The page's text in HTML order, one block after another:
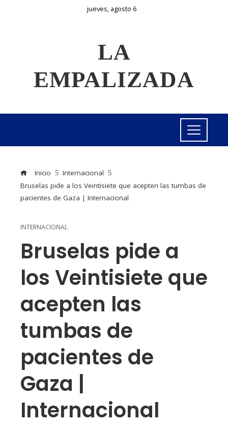
jueves, agosto 6
LA
EMPALIZADA
Inicio
Internacional
Bruselas pide a los Veintisiete que acepten las tumbas de
pacientes de Gaza | Internacional
INTERNACIONAL
Bruselas pide a
los Veintisiete que
acepten las
tumbas de
pacientes de
Gaza |
Internacional